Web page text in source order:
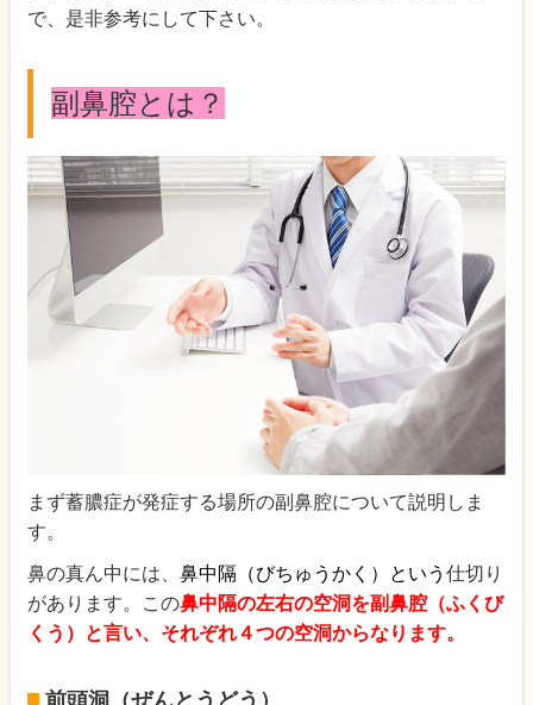
で、是非参考にして下さい。
副鼻腔とは？
まず蓄膿症が発症する場所の副鼻腔について説明しま
す。
鼻の真ん中には、鼻中隔（びちゅうかく）という仕切り
があります。この鼻中隔の左右の空洞を副鼻腔（ふくび
くう）と言い、それぞれ４つの空洞からなります。
前頭洞（ぜんとうどう）